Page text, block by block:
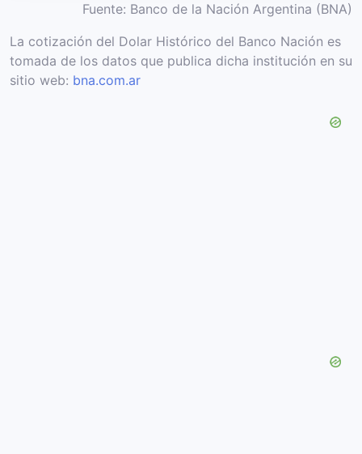
Fuente: Banco de la Nación Argentina (BNA)
La cotización del Dolar Histórico del Banco Nación es
tomada de los datos que publica dicha institución en su
sitio web: bna.com.ar